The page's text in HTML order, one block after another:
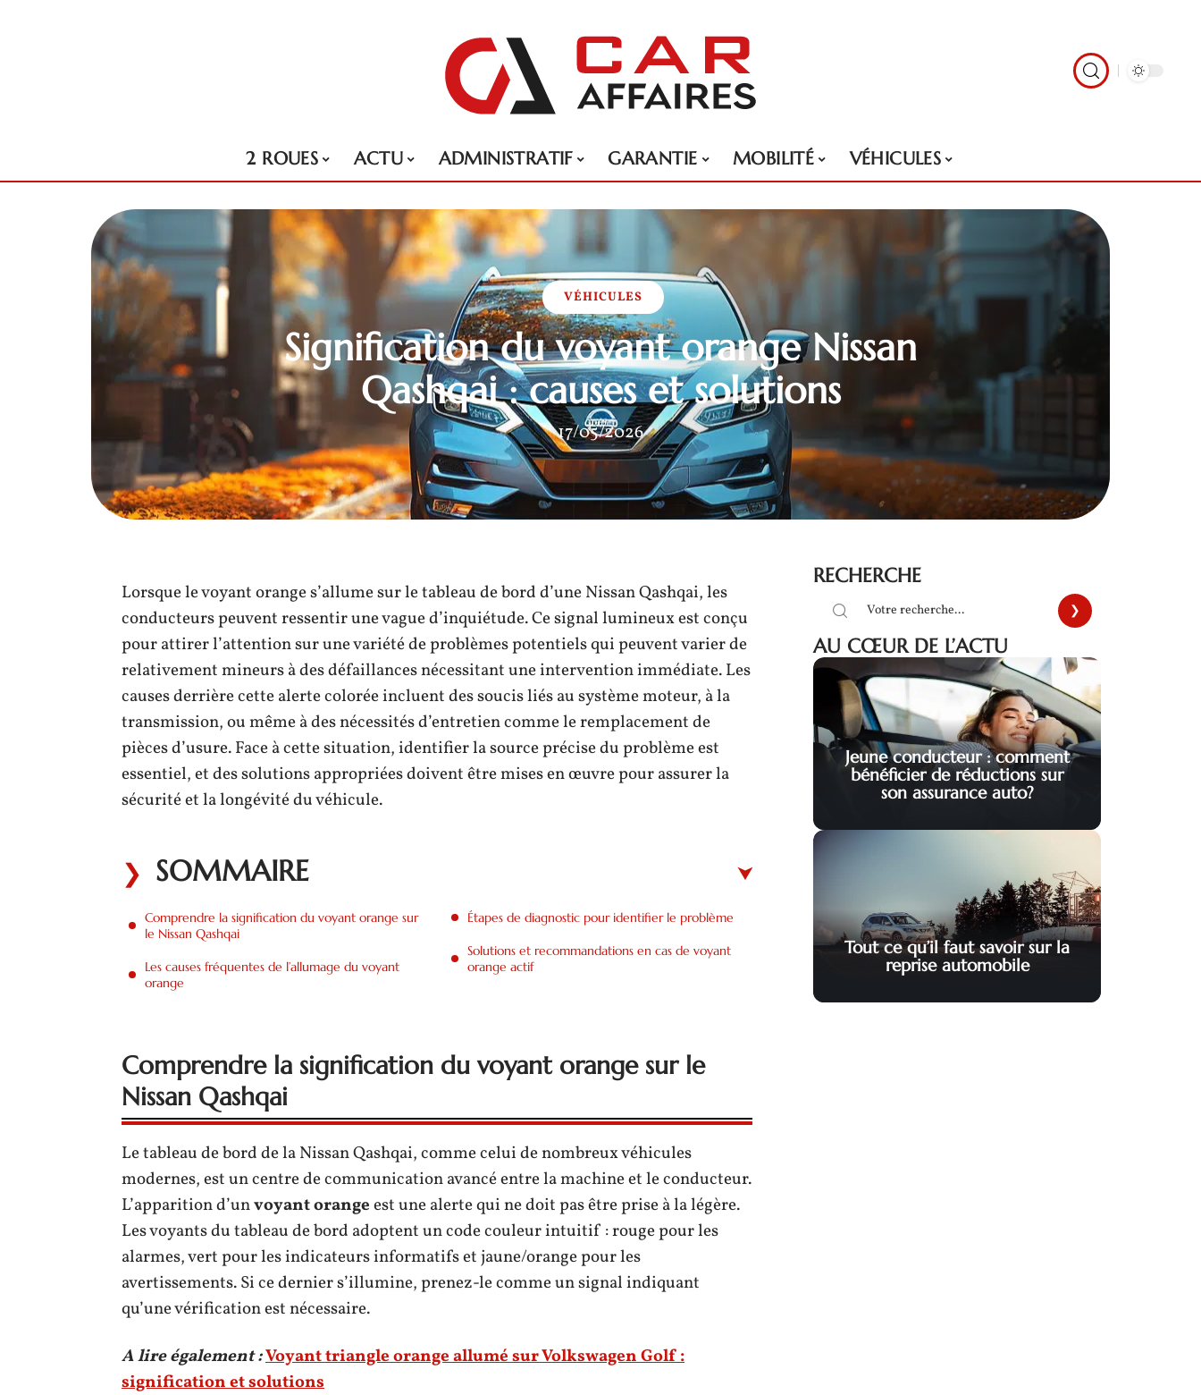
2 ROUES ACTU ADMINISTRATIF GARANTIE MOBILITÉ VÉHICULES
VÉHICULES
Signification du voyant orange Nissan
Qashqai : causes et solutions
17/05/2026
Lorsque le voyant orange s’allume sur le tableau de bord d’une Nissan Qashqai, les
conducteurs peuvent ressentir une vague d’inquiétude. Ce signal lumineux est conçu
pour attirer l’attention sur une variété de problèmes potentiels qui peuvent varier de
relativement mineurs à des défaillances nécessitant une intervention immédiate. Les
causes derrière cette alerte colorée incluent des soucis liés au système moteur, à la
transmission, ou même à des nécessités d’entretien comme le remplacement de
pièces d’usure. Face à cette situation, identifier la source précise du problème est
essentiel, et des solutions appropriées doivent être mises en œuvre pour assurer la
sécurité et la longévité du véhicule.
SOMMAIRE
Comprendre la signification du voyant orange sur
le Nissan Qashqai
Les causes fréquentes de l’allumage du voyant
orange
Étapes de diagnostic pour identifier le problème
Solutions et recommandations en cas de voyant
orange actif
Comprendre la signification du voyant orange sur le
Nissan Qashqai
Le tableau de bord de la Nissan Qashqai, comme celui de nombreux véhicules
modernes, est un centre de communication avancé entre la machine et le conducteur.
L’apparition d’unvoyant orangeest une alerte qui ne doit pas être prise à la légère.
Les voyants du tableau de bord adoptent un code couleur intuitif : rouge pour les
alarmes, vert pour les indicateurs informatifs et jaune/orange pour les
avertissements. Si ce dernier s’illumine, prenez-le comme un signal indiquant
qu’une vérification est nécessaire.
A lire également :Voyant triangle orange allumé sur Volkswagen Golf :
signification et solutions
RECHERCHE
AU CŒUR DE L’ACTU
Jeune conducteur : comment
bénéficier de réductions sur
son assurance auto?
Tout ce qu’il faut savoir sur la
reprise automobile